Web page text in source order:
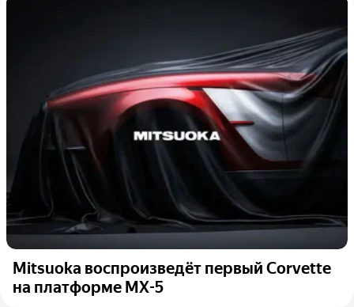
Mitsuoka воспроизведёт первый Corvette
на платформе MX-5